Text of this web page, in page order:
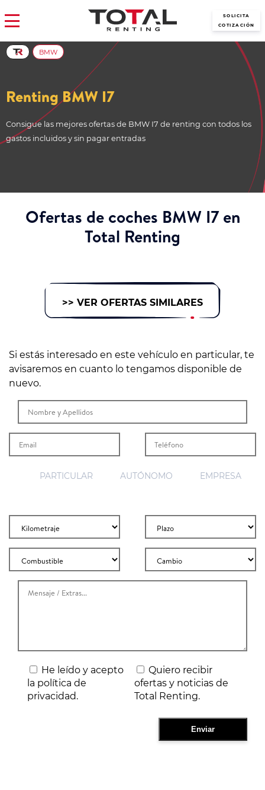
SOLICITA
COTIZACIÓN
Renting BMW I7
Consigue las mejores ofertas de BMW I7 de renting con todos los
gastos incluidos y sin pagar entradas
BMW
Ofertas de coches BMW I7 en
Total Renting
>> VER OFERTAS SIMILARES
Si estás interesado en este vehículo en particular, te
avisaremos en cuanto lo tengamos disponible de
nuevo.
PARTICULAR AUTÓNOMO EMPRESA
He leído y acepto
la política de
privacidad.
Quiero recibir
ofertas y noticias de
Total Renting.